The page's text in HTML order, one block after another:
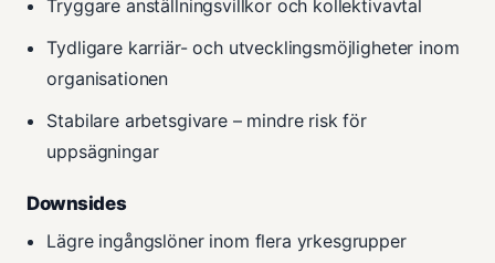
Tryggare anställningsvillkor och kollektivavtal
Tydligare karriär- och utvecklingsmöjligheter inom
organisationen
Stabilare arbetsgivare – mindre risk för
uppsägningar
Downsides
Lägre ingångslöner inom flera yrkesgrupper